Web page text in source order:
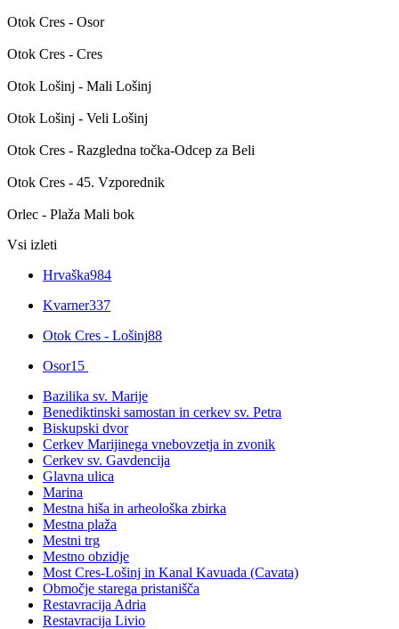
Otok Cres - Osor
Otok Cres - Cres
Otok Lošinj - Mali Lošinj
Otok Lošinj - Veli Lošinj
Otok Cres - Razgledna točka-Odcep za Beli
Otok Cres - 45. Vzporednik
Orlec - Plaža Mali bok
Vsi izleti
Hrvaška984
Kvarner337
Otok Cres - Lošinj88
Osor15
Bazilika sv. Marije
Benediktinski samostan in cerkev sv. Petra
Biskupski dvor
Cerkev Marijinega vnebovzetja in zvonik
Cerkev sv. Gavdencija
Glavna ulica
Marina
Mestna hiša in arheološka zbirka
Mestna plaža
Mestni trg
Mestno obzidje
Most Cres-Lošinj in Kanal Kavuada (Cavata)
Območje starega pristanišča
Restavracija Adria
Restavracija Livio